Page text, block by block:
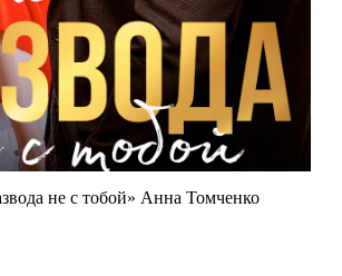
не с тобой» Анна Томченко